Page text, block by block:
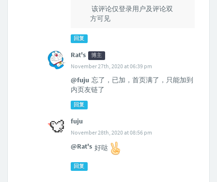
该评论仅登录用户及评论双
方可见
回复
Rat's 博主
November 27th, 2020 at 06:39 pm
@fuju 忘了，已加，首页满了，只能加到
内页友链了
回复
fuju
November 28th, 2020 at 08:56 pm
@Rat's 好哒
回复